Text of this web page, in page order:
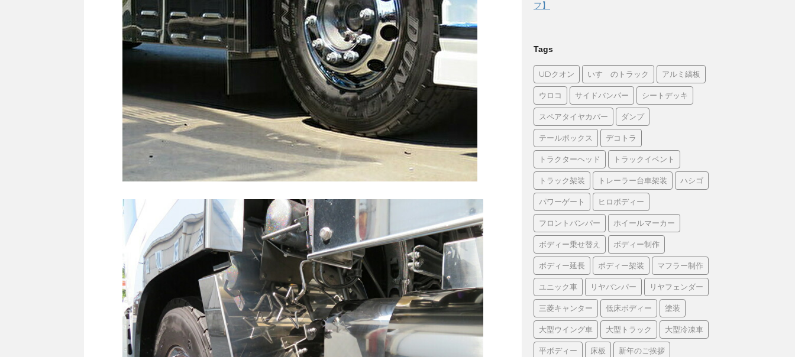
フ】
Tags
UDクオン いすゞのトラック アルミ縞板
ウロコ サイドバンパー シートデッキ
スペアタイヤカバー ダンプ
テールボックス デコトラ
トラクターヘッド トラックイベント
トラック架装 トレーラー台車架装 ハシゴ
パワーゲート ヒロボディー
フロントバンパー ホイールマーカー
ボディー乗せ替え ボディー制作
ボディー延長 ボディー架装 マフラー制作
ユニック車 リヤバンパー リヤフェンダー
三菱キャンター 低床ボディー 塗装
大型ウイング車 大型トラック 大型冷凍車
平ボディー 床板 新年のご挨拶